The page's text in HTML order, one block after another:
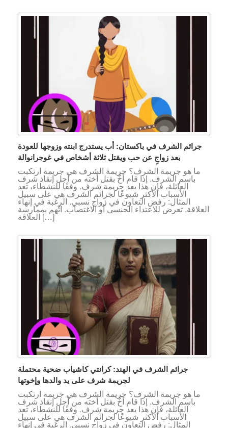
جرائم الشرف في باكستان: أب يستدرج ابنته وزوجها للعودة
بعد زواجٍ عن حب ويقتل ثلاثة أشخاص في غوجرانوالة
ما هو جريمة الشرف؟ جريمة الشرف هي جريمة ارتكبت
باسم الشرف. إذا قام أخٌ بقتل أخته من أجل إنقاذ شرف
العائلة، فإن هذا يعد جريمة شرف. وفقًا للنشطاء، تعد
الأسباب الأكثر شيوعًا لجرائم الشرف هي على سبيل
المثال: رفض التعاون في زواج نسبي. الرغبة في إنهاء
العلاقة. تعرض للاعتداء الجنسي أو الاغتصاب. اتُهم بممارسة
العلاقة […]
جرائم الشرف في الهند: كرانتي كاشياب ضحية محتملة
لجريمة شرف على يد والدها وإخوتها
ما هو جريمة الشرف؟ جريمة الشرف هي جريمة ارتكبت
باسم الشرف. إذا قام أخٌ بقتل أخته من أجل إنقاذ شرف
العائلة، فإن هذا يعد جريمة شرف. وفقًا للنشطاء، تعد
الأسباب الأكثر شيوعًا لجرائم الشرف هي على سبيل
المثال: رفض التعاون في زواج نسبي. الرغبة في إنهاء